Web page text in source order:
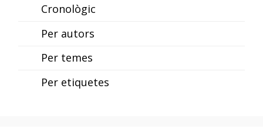
Cronològic
Per autors
Per temes
Per etiquetes